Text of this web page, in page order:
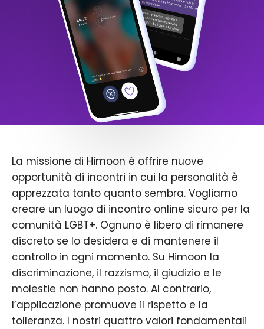
La missione di Himoon è offrire nuove
opportunità di incontri in cui la personalità è
apprezzata tanto quanto sembra. Vogliamo
creare un luogo di incontro online sicuro per la
comunità LGBT+. Ognuno è libero di rimanere
discreto se lo desidera e di mantenere il
controllo in ogni momento. Su Himoon la
discriminazione, il razzismo, il giudizio e le
molestie non hanno posto. Al contrario,
l’applicazione promuove il rispetto e la
tolleranza. I nostri quattro valori fondamentali